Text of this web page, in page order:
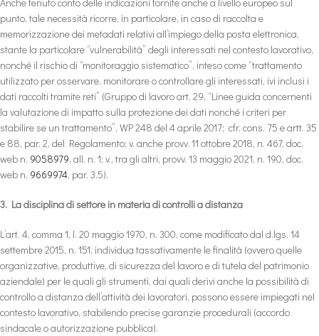
punto, tale necessità ricorre, in particolare, in caso di raccolta e
memorizzazione dei metadati relativi all’impiego della posta elettronica,
stante la particolare “vulnerabilità” degli interessati nel contesto lavorativo,
nonché il rischio di “monitoraggio sistematico”, inteso come “trattamento
utilizzato per osservare, monitorare o controllare gli interessati, ivi inclusi i
dati raccolti tramite reti” (Gruppo di lavoro art. 29, “Linee guida concernenti
la valutazione di impatto sulla protezione dei dati nonché i criteri per
stabilire se un trattamento”, WP 248 del 4 aprile 2017; cfr. cons. 75 e artt. 35
e 88, par. 2, del Regolamento; v. anche provv. 11 ottobre 2018, n. 467, doc.
web n. 9058979, all. n. 1; v., tra gli altri, provv. 13 maggio 2021, n. 190, doc.
web n. 9669974, par. 3.5).
3. La disciplina di settore in materia di controlli a distanza
L’art. 4, comma 1, l. 20 maggio 1970, n. 300, come modificato dal d.lgs. 14
settembre 2015, n. 151, individua tassativamente le finalità (ovvero quelle
organizzative, produttive, di sicurezza del lavoro e di tutela del patrimonio
aziendale) per le quali gli strumenti, dai quali derivi anche la possibilità di
controllo a distanza dell’attività dei lavoratori, possono essere impiegati nel
contesto lavorativo, stabilendo precise garanzie procedurali (accordo
sindacale o autorizzazione pubblica).